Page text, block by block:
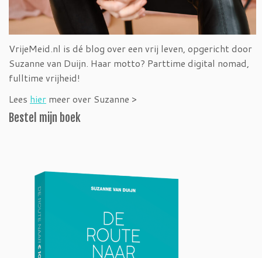
VrijeMeid.nl is dé blog over een vrij leven, opgericht door
Suzanne van Duijn. Haar motto? Parttime digital nomad,
fulltime vrijheid!
Lees hier meer over Suzanne >
Bestel mijn boek